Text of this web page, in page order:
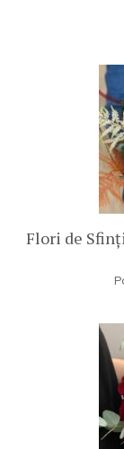
Flori de